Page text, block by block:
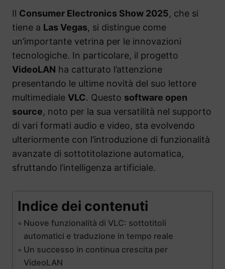
Il Consumer Electronics Show 2025, che si
tiene a Las Vegas, si distingue come
un’importante vetrina per le innovazioni
tecnologiche. In particolare, il progetto
VideoLAN ha catturato l’attenzione
presentando le ultime novità del suo lettore
multimediale VLC. Questo software open
source, noto per la sua versatilità nel supporto
di vari formati audio e video, sta evolvendo
ulteriormente con l’introduzione di funzionalità
avanzate di sottotitolazione automatica,
sfruttando l’intelligenza artificiale.
Indice dei contenuti
Nuove funzionalità di VLC: sottotitoli
automatici e traduzione in tempo reale
Un successo in continua crescita per
VideoLAN